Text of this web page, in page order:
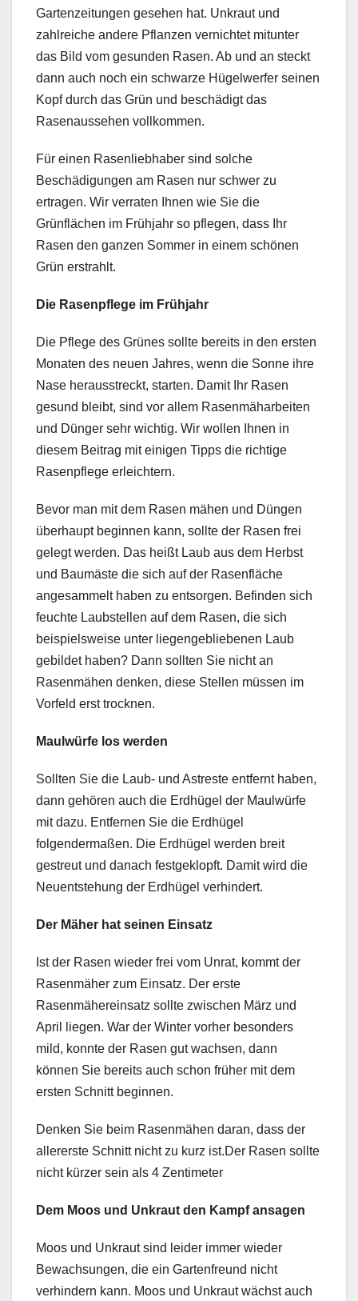
Gartenzeitungen gesehen hat. Unkraut und
zahlreiche andere Pflanzen vernichtet mitunter
das Bild vom gesunden Rasen. Ab und an steckt
dann auch noch ein schwarze Hügelwerfer seinen
Kopf durch das Grün und beschädigt das
Rasenaussehen vollkommen.
Für einen Rasenliebhaber sind solche
Beschädigungen am Rasen nur schwer zu
ertragen. Wir verraten Ihnen wie Sie die
Grünflächen im Frühjahr so pflegen, dass Ihr
Rasen den ganzen Sommer in einem schönen
Grün erstrahlt.
Die Rasenpflege im Frühjahr
Die Pflege des Grünes sollte bereits in den ersten
Monaten des neuen Jahres, wenn die Sonne ihre
Nase herausstreckt, starten. Damit Ihr Rasen
gesund bleibt, sind vor allem Rasenmäharbeiten
und Dünger sehr wichtig. Wir wollen Ihnen in
diesem Beitrag mit einigen Tipps die richtige
Rasenpflege erleichtern.
Bevor man mit dem Rasen mähen und Düngen
überhaupt beginnen kann, sollte der Rasen frei
gelegt werden. Das heißt Laub aus dem Herbst
und Baumäste die sich auf der Rasenfläche
angesammelt haben zu entsorgen. Befinden sich
feuchte Laubstellen auf dem Rasen, die sich
beispielsweise unter liegengebliebenen Laub
gebildet haben? Dann sollten Sie nicht an
Rasenmähen denken, diese Stellen müssen im
Vorfeld erst trocknen.
Maulwürfe los werden
Sollten Sie die Laub- und Astreste entfernt haben,
dann gehören auch die Erdhügel der Maulwürfe
mit dazu. Entfernen Sie die Erdhügel
folgendermaßen. Die Erdhügel werden breit
gestreut und danach festgeklopft. Damit wird die
Neuentstehung der Erdhügel verhindert.
Der Mäher hat seinen Einsatz
Ist der Rasen wieder frei vom Unrat, kommt der
Rasenmäher zum Einsatz. Der erste
Rasenmähereinsatz sollte zwischen März und
April liegen. War der Winter vorher besonders
mild, konnte der Rasen gut wachsen, dann
können Sie bereits auch schon früher mit dem
ersten Schnitt beginnen.
Denken Sie beim Rasenmähen daran, dass der
allererste Schnitt nicht zu kurz ist.Der Rasen sollte
nicht kürzer sein als 4 Zentimeter
Dem Moos und Unkraut den Kampf ansagen
Moos und Unkraut sind leider immer wieder
Bewachsungen, die ein Gartenfreund nicht
verhindern kann. Moos und Unkraut wächst auch